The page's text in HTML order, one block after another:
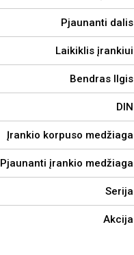
Pjaunanti dalis
Laikiklis įrankiui
Bendras Ilgis
DIN
Įrankio korpuso medžiaga
Pjaunanti įrankio medžiaga
Serija
Akcija